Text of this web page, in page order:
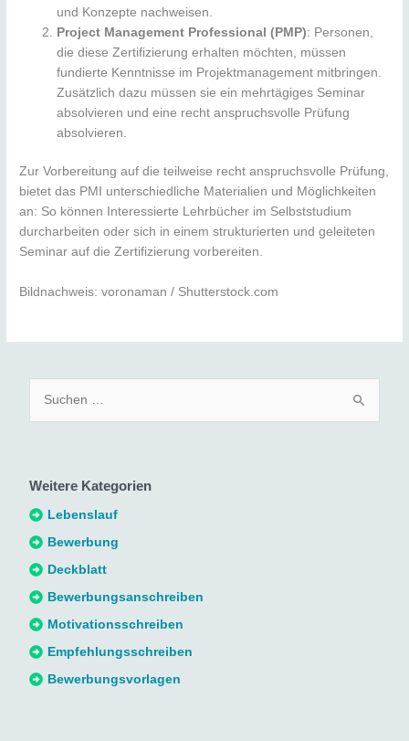
und Konzepte nachweisen.
Project Management Professional (PMP): Personen,
die diese Zertifizierung erhalten möchten, müssen
fundierte Kenntnisse im Projektmanagement mitbringen.
Zusätzlich dazu müssen sie ein mehrtägiges Seminar
absolvieren und eine recht anspruchsvolle Prüfung
absolvieren.
Zur Vorbereitung auf die teilweise recht anspruchsvolle Prüfung,
bietet das PMI unterschiedliche Materialien und Möglichkeiten
an: So können Interessierte Lehrbücher im Selbststudium
durcharbeiten oder sich in einem strukturierten und geleiteten
Seminar auf die Zertifizierung vorbereiten.
Bildnachweis: voronaman / Shutterstock.com
e
n
n
a
c
Weitere Kategorien
Lebenslauf
Bewerbung
Deckblatt
Bewerbungsanschreiben
Motivationsschreiben
Empfehlungsschreiben
Bewerbungsvorlagen